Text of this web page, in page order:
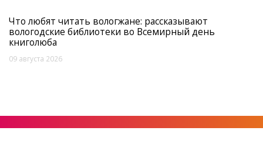
Что любят читать вологжане: рассказывают
вологодские библиотеки во Всемирный день
книголюба
09 августа 2026